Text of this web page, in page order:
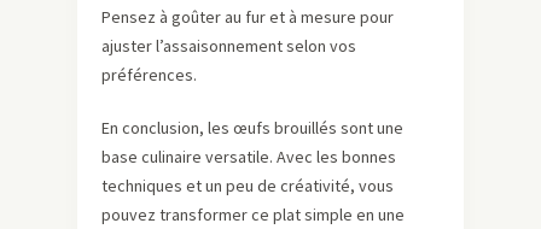
Pensez à goûter au fur et à mesure pour
ajuster l’assaisonnement selon vos
préférences.
En conclusion, les œufs brouillés sont une
base culinaire versatile. Avec les bonnes
techniques et un peu de créativité, vous
pouvez transformer ce plat simple en une